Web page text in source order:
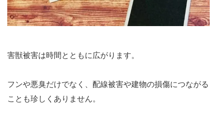
害獣被害は時間とともに広がります。
フンや悪臭だけでなく、配線被害や建物の損傷につながる
ことも珍しくありません。